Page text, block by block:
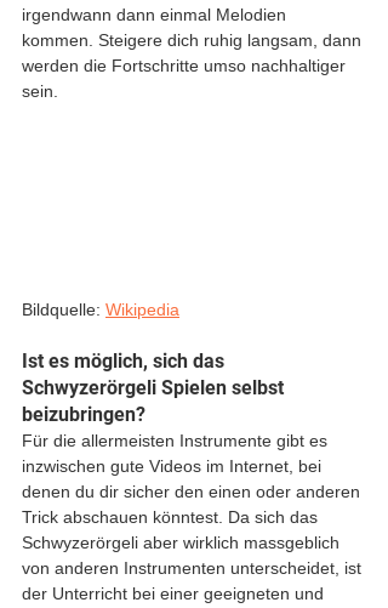
irgendwann dann einmal Melodien
kommen. Steigere dich ruhig langsam, dann
werden die Fortschritte umso nachhaltiger
sein.
Bildquelle: Wikipedia
Ist es möglich, sich das
Schwyzerörgeli Spielen selbst
beizubringen?
Für die allermeisten Instrumente gibt es
inzwischen gute Videos im Internet, bei
denen du dir sicher den einen oder anderen
Trick abschauen könntest. Da sich das
Schwyzerörgeli aber wirklich massgeblich
von anderen Instrumenten unterscheidet, ist
der Unterricht bei einer geeigneten und